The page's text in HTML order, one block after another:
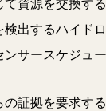
資源を交換す
出するハイド
サースケジュ
の証拠を要求す